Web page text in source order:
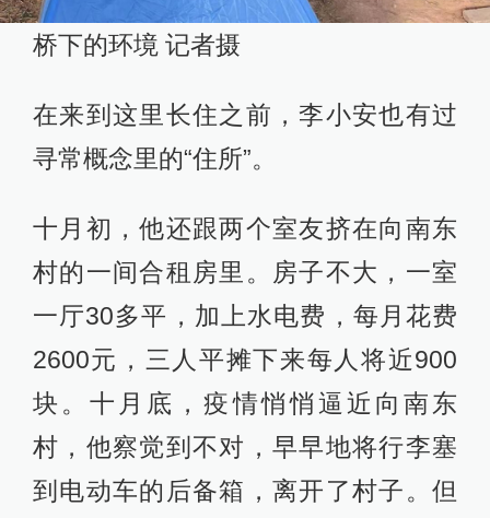
桥下的环境 记者摄
在来到这里长住之前，李小安也有过
寻常概念里的“住所”。
十月初，他还跟两个室友挤在向南东
村的一间合租房里。房子不大，一室
一厅30多平，加上水电费，每月花费
2600元，三人平摊下来每人将近900
块。十月底，疫情悄悄逼近向南东
村，他察觉到不对，早早地将行李塞
到电动车的后备箱，离开了村子。但